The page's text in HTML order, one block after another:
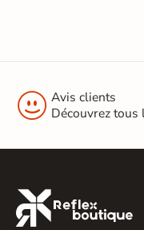
 Avis clients
Découvrez tous
